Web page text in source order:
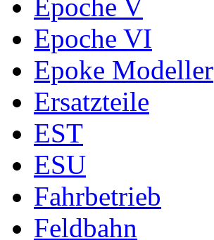
Epoche V
Epoche VI
Epoke Modeller
Ersatzteile
EST
ESU
Fahrbetrieb
Feldbahn